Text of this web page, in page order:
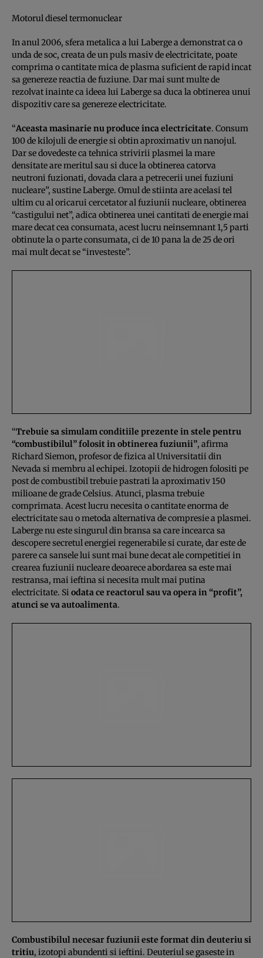
Motorul diesel termonuclear
In anul 2006, sfera metalica a lui Laberge a demonstrat ca o
unda de soc, creata de un puls masiv de electricitate, poate
comprima o cantitate mica de plasma suficient de rapid incat
sa genereze reactia de fuziune. Dar mai sunt multe de
rezolvat inainte ca ideea lui Laberge sa duca la obtinerea unui
dispozitiv care sa genereze electricitate.
“Aceasta masinarie nu produce inca electricitate. Consum
100 de kilojuli de energie si obtin aproximativ un nanojul.
Dar se dovedeste ca tehnica strivirii plasmei la mare
densitate are meritul sau si duce la obtinerea catorva
neutroni fuzionati, dovada clara a petrecerii unei fuziuni
nucleare”, sustine Laberge. Omul de stiinta are acelasi tel
ultim cu al oricarui cercetator al fuziunii nucleare, obtinerea
“castigului net”, adica obtinerea unei cantitati de energie mai
mare decat cea consumata, acest lucru neinsemnant 1,5 parti
obtinute la o parte consumata, ci de 10 pana la de 25 de ori
mai mult decat se “investeste”.
“Trebuie sa simulam conditiile prezente in stele pentru
“combustibilul” folosit in obtinerea fuziunii”, afirma
Richard Siemon, profesor de fizica al Universitatii din
Nevada si membru al echipei. Izotopii de hidrogen folositi pe
post de combustibil trebuie pastrati la aproximativ 150
milioane de grade Celsius. Atunci, plasma trebuie
comprimata. Acest lucru necesita o cantitate enorma de
electricitate sau o metoda alternativa de compresie a plasmei.
Laberge nu este singurul din bransa sa care incearca sa
descopere secretul energiei regenerabile si curate, dar este de
parere ca sansele lui sunt mai bune decat ale competitiei in
crearea fuziunii nucleare deoarece abordarea sa este mai
restransa, mai ieftina si necesita mult mai putina
electricitate. Si odata ce reactorul sau va opera in “profit”,
atunci se va autoalimenta.
Combustibilul necesar fuziunii este format din deuteriu si
tritiu, izotopi abundenti si ieftini. Deuteriul se gaseste in